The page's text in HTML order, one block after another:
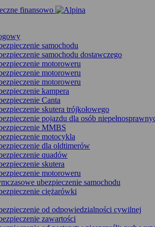
samochodu
samochodu dostawczego
motoroweru
motoroweru
motoroweru
kampera
Canta
skutera trójkołowego
pojazdu dla osób
MMBS
motocykla
dla oldtimerów
quadów
skutera
motoroweru
ubezpieczenie samochodu
ciężarówki
od odpowiedzialności cywilnej
zawartości